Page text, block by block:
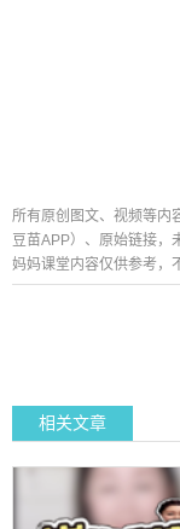
所有原创图文、视频等内
豆苗APP）、原始链接，
妈妈课堂内容仅供参考，
相关文章